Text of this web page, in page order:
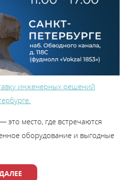
инженерных решений
это место, где встречаются
оборудование и выгодные